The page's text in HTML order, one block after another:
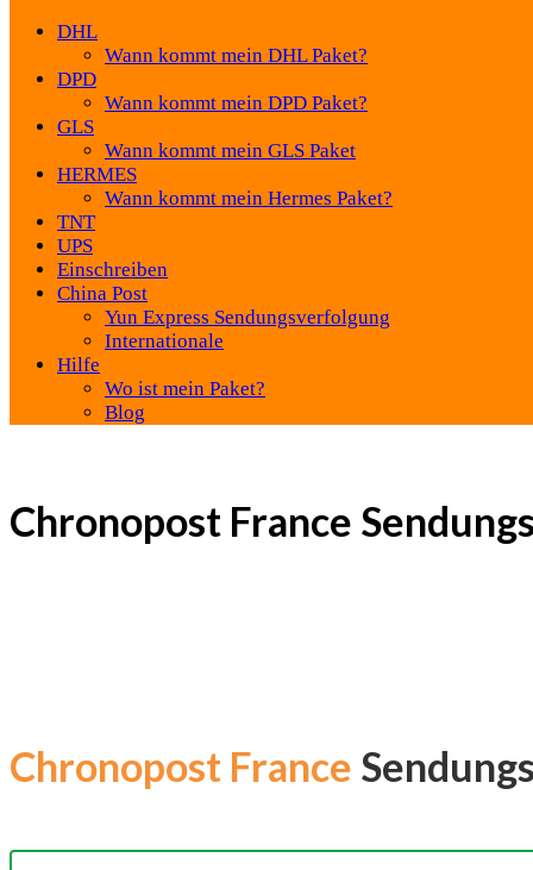
DHL
Wann kommt mein DHL Paket?
DPD
Wann kommt mein DPD Paket?
GLS
Wann kommt mein GLS Paket
HERMES
Wann kommt mein Hermes Paket?
TNT
UPS
Einschreiben
China Post
Yun Express Sendungsverfolgung
Internationale
Hilfe
Wo ist mein Paket?
Blog
Chronopost France
Chronopost France